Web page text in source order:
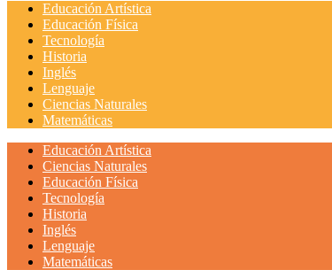
Educación Artística
Educación Física
Tecnología
Historia
Inglés
Lenguaje
Ciencias Naturales
Matemáticas
Educación Artística
Ciencias Naturales
Educación Física
Tecnología
Historia
Inglés
Lenguaje
Matemáticas